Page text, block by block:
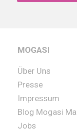
MOGASI
Über Uns
Presse
Impressum
Blog Mogasi
Jobs